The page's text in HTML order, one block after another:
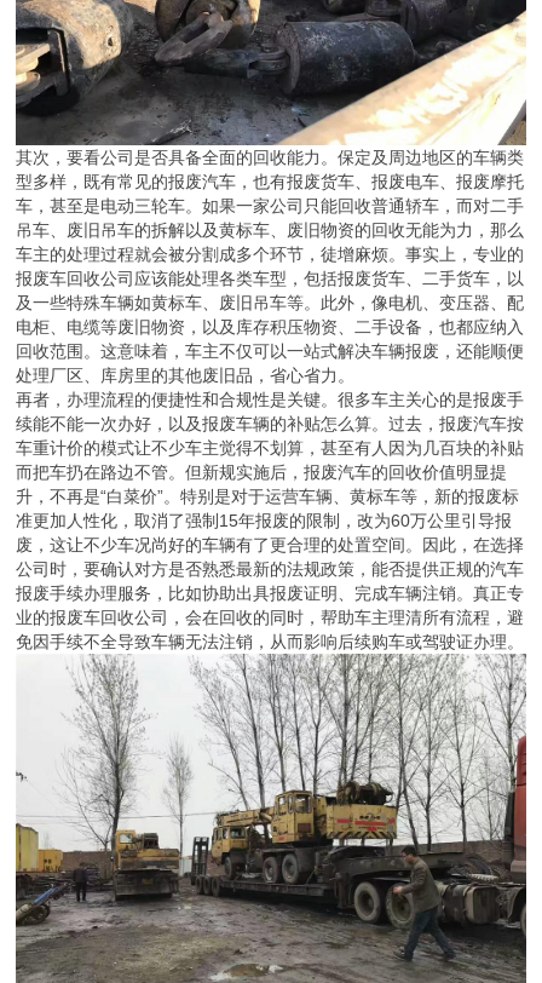
其次，要看公司是否具备全面的回收能力。保定及周边地区的车辆类
型多样，既有常见的报废汽车，也有报废货车、报废电车、报废摩托
车，甚至是电动三轮车。如果一家公司只能回收普通轿车，而对二手
吊车、废旧吊车的拆解以及黄标车、废旧物资的回收无能为力，那么
车主的处理过程就会被分割成多个环节，徒增麻烦。事实上，专业的
报废车回收公司应该能处理各类车型，包括报废货车、二手货车，以
及一些特殊车辆如黄标车、废旧吊车等。此外，像电机、变压器、配
电柜、电缆等废旧物资，以及库存积压物资、二手设备，也都应纳入
回收范围。这意味着，车主不仅可以一站式解决车辆报废，还能顺便
处理厂区、库房里的其他废旧品，省心省力。
再者，办理流程的便捷性和合规性是关键。很多车主关心的是报废手
续能不能一次办好，以及报废车辆的补贴怎么算。过去，报废汽车按
车重计价的模式让不少车主觉得不划算，甚至有人因为几百块的补贴
而把车扔在路边不管。但新规实施后，报废汽车的回收价值明显提
升，不再是“白菜价”。特别是对于运营车辆、黄标车等，新的报废标
准更加人性化，取消了强制15年报废的限制，改为60万公里引导报
废，这让不少车况尚好的车辆有了更合理的处置空间。因此，在选择
公司时，要确认对方是否熟悉最新的法规政策，能否提供正规的汽车
报废手续办理服务，比如协助出具报废证明、完成车辆注销。真正专
业的报废车回收公司，会在回收的同时，帮助车主理清所有流程，避
免因手续不全导致车辆无法注销，从而影响后续购车或驾驶证办理。